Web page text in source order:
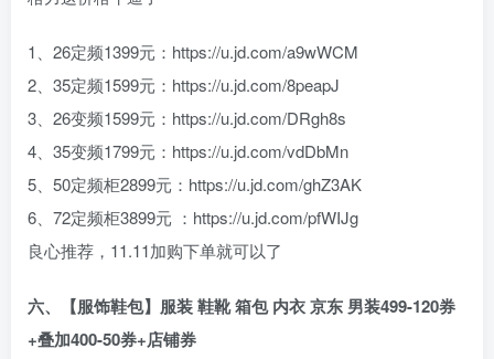
1、26定频1399元：https://u.jd.com/a9wWCM
2、35定频1599元：https://u.jd.com/8peapJ
3、26变频1599元：https://u.jd.com/DRgh8s
4、35变频1799元：https://u.jd.com/vdDbMn
5、50定频柜2899元：https://u.jd.com/ghZ3AK
6、72定频柜3899元 ：https://u.jd.com/pfWIJg
良心推荐，11.11加购下单就可以了
六、【服饰鞋包】服装 鞋靴 箱包 内衣 京东 男装499-120券
+叠加400-50券+店铺券